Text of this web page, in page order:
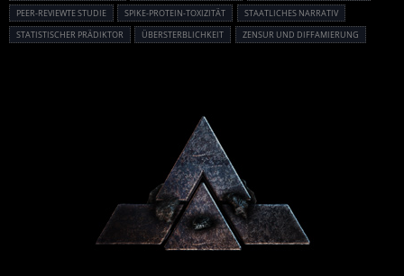
PEER-REVIEWTE STUDIE
SPIKE-PROTEIN-TOXIZITÄT
STAATLICHES NARRATIV
STATISTISCHER PRÄDIKTOR
ÜBERSTERBLICHKEIT ZENSUR UND DIFFAMIERUNG
Powered By :